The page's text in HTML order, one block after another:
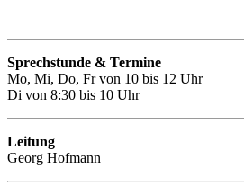
Sprechstunde & Termine
Mo, Mi, Do, Fr von 10 bis 12 Uhr
Di von 8:30 bis 10 Uhr
Leitung
Georg Hofmann